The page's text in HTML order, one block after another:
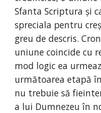
Sfanta Scriptura și
spreciala pentru
greu de descris.
uniune coincide cu
mod logic ea
următoarea etapă
nu trebuie să
a lui Dumnezeu în